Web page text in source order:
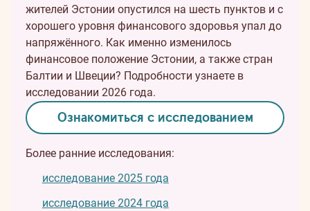
жителей Эстонии опустился на шесть пунктов и с
хорошего уровня финансового здоровья упал до
напряжённого. Как именно изменилось
финансовое положение Эстонии, а также стран
Балтии и Швеции? Подробности узнаете в
исследовании 2026 года.
Ознакомиться с исследованием
Более ранние исследования:
исследование 2025 года
исследование 2024 года